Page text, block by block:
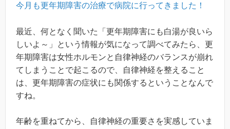
今月も更年期障害の治療で病院に行ってきました！
最近、何となく聞いた「更年期障害にも白湯が良いら
しいよ～」という情報が気になって調べてみたら、更
年期障害は女性ホルモンと自律神経のバランスが崩れ
てしまうことで起こるので、自律神経を整えること
は、更年期障害の症状にも関係するということなんで
すね。
年齢を重ねてから、自律神経の重要さを実感していま